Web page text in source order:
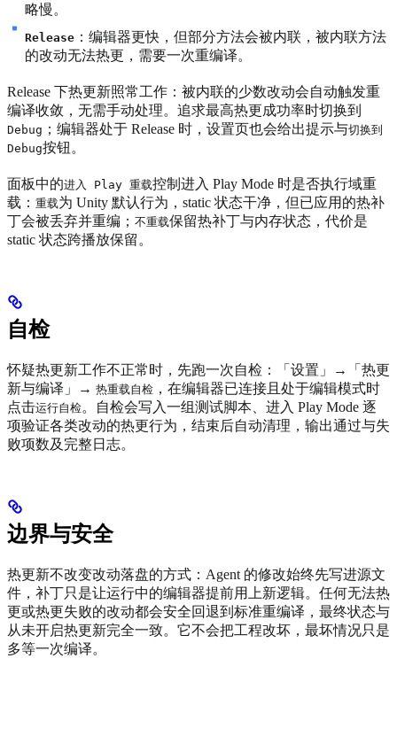
略慢。
Release ：编辑器更快，但部分方法会被内联，被内联方法
的改动无法热更，需要一次重编译。
Release 下热更新照常工作：被内联的少数改动会自动触发重
编译收敛，无需手动处理。追求最高热更成功率时切换到
Debug ；编辑器处于 Release 时，设置页也会给出提示与切换到
Debug按钮。
面板中的进入 Play 重载控制进入 Play Mode 时是否执行域重
载： 重载为 Unity 默认行为，static 状态干净，但已应用的热补
丁会被丢弃并重编； 不重载保留热补丁与内存状态，代价是
static 状态跨播放保留。
自检
怀疑热更新工作不正常时，先跑一次自检：「设置」→「热更
新与编译」→ 热重载自检 ，在编辑器已连接且处于编辑模式时
点击运行自检。自检会写入一组测试脚本、进入 Play Mode 逐
项验证各类改动的热更行为，结束后自动清理，输出通过与失
败项数及完整日志。
边界与安全
热更新不改变改动落盘的方式：Agent 的修改始终先写进源文
件，补丁只是让运行中的编辑器提前用上新逻辑。任何无法热
更或热更失败的改动都会安全回退到标准重编译，最终状态与
从未开启热更新完全一致。它不会把工程改坏，最坏情况只是
多等一次编译。